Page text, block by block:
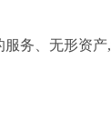
务、无形资产,